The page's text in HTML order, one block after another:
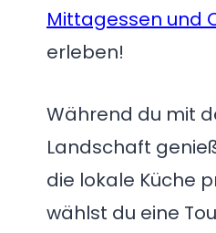
Mittagessen und
erleben!
Während du mit
Landschaft
die lokale Küche
wählst du eine